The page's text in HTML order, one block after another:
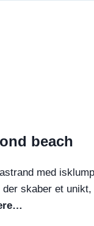
beach
med
der skaber et unikt,